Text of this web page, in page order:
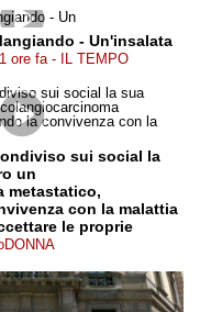
- Un'insalata
ore fa - IL TEMPO
sui social la
un
metastatico,
con la malattia
le proprie